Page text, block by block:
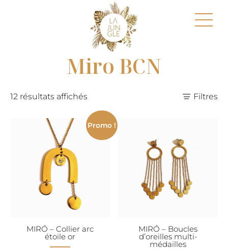
Miro BCN
12 résultats affichés Filtres
Promo !
MIRÓ – Collier arc
étoile or
MIRÓ – Boucles
d’oreilles multi-
médailles